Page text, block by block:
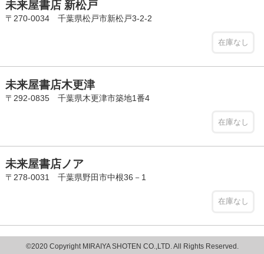
未来屋書店 新松戸
〒270-0034 千葉県松戸市新松戸3-2-2
在庫なし
未来屋書店木更津
〒292-0835 千葉県木更津市築地1番4
在庫なし
未来屋書店ノア
〒278-0031 千葉県野田市中根36－1
在庫なし
©2020 Copyright MIRAIYA SHOTEN CO.,LTD. All Rights Reserved.